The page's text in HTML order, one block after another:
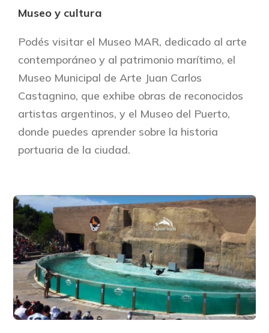
Museo y cultura
Podés visitar el Museo MAR, dedicado al arte
contemporáneo y al patrimonio marítimo, el
Museo Municipal de Arte Juan Carlos
Castagnino, que exhibe obras de reconocidos
artistas argentinos, y el Museo del Puerto,
donde puedes aprender sobre la historia
portuaria de la ciudad.